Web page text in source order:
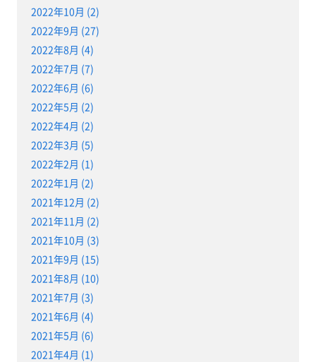
2022年10月 (2)
2022年9月 (27)
2022年8月 (4)
2022年7月 (7)
2022年6月 (6)
2022年5月 (2)
2022年4月 (2)
2022年3月 (5)
2022年2月 (1)
2022年1月 (2)
2021年12月 (2)
2021年11月 (2)
2021年10月 (3)
2021年9月 (15)
2021年8月 (10)
2021年7月 (3)
2021年6月 (4)
2021年5月 (6)
2021年4月 (1)